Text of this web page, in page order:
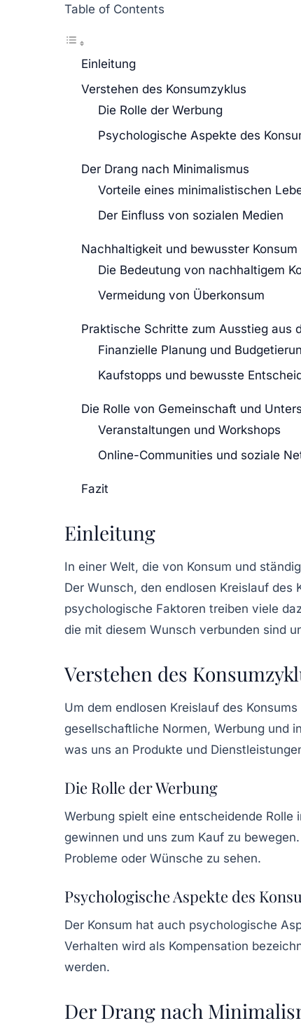
Table of Contents
Einleitung
Verstehen des Konsumzyklus
Die Rolle der Werbung
Psychologische Aspekte des
Der Drang nach Minimalismus
Vorteile eines minimalistischen
Der Einfluss von sozialen Medien
Nachhaltigkeit und bewusster Konsum
Die Bedeutung von nachhaltigem
Vermeidung von Überkonsum
Praktische Schritte zum Ausstieg aus
Finanzielle Planung und
Kaufstopps und bewusste
Die Rolle von Gemeinschaft und
Veranstaltungen und Workshops
Online-Communities und soziale
Fazit
Einleitung
In einer Welt, die von Konsum und
Der Wunsch, den endlosen Kreislauf
psychologische Faktoren treiben viele
die mit diesem Wunsch verbunden sind
Verstehen des
Um dem endlosen Kreislauf des
gesellschaftliche Normen, Werbung und
was uns an Produkte und
Die Rolle der Werbung
Werbung spielt eine entscheidende
gewinnen und uns zum Kauf zu
Probleme oder Wünsche zu sehen.
Psychologische Aspekte des
Der Konsum hat auch psychologische
Verhalten wird als Kompensation
werden.
Der Drang nach